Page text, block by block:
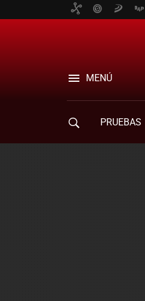
MENÚ
PRUEBAS